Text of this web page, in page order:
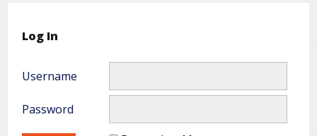
Log In
Username
Password